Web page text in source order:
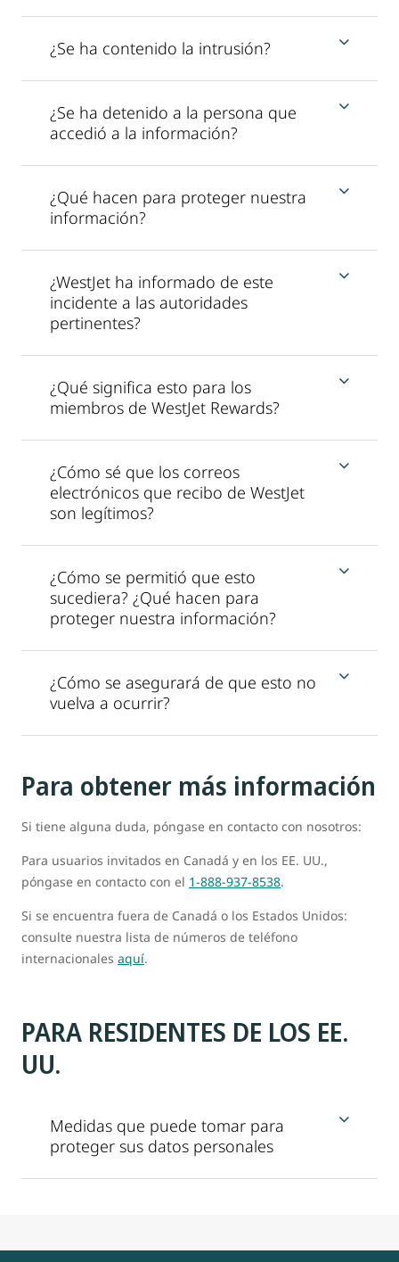
¿Se ha contenido la intrusión?
¿Se ha detenido a la persona que
accedió a la información?
¿Qué hacen para proteger nuestra
información?
¿WestJet ha informado de este
incidente a las autoridades
pertinentes?
¿Qué significa esto para los
miembros de WestJet Rewards?
¿Cómo sé que los correos
electrónicos que recibo de WestJet
son legítimos?
¿Cómo se permitió que esto
sucediera? ¿Qué hacen para
proteger nuestra información?
¿Cómo se asegurará de que esto no
vuelva a ocurrir?
Para obtener más información
Si tiene alguna duda, póngase en contacto con nosotros:
Para usuarios invitados en Canadá y en los EE. UU.,
póngase en contacto con el 1-888-937-8538.
Si se encuentra fuera de Canadá o los Estados Unidos:
consulte nuestra lista de números de teléfono
internacionales aquí.
PARA RESIDENTES DE LOS EE.
UU.
Medidas que puede tomar para
proteger sus datos personales